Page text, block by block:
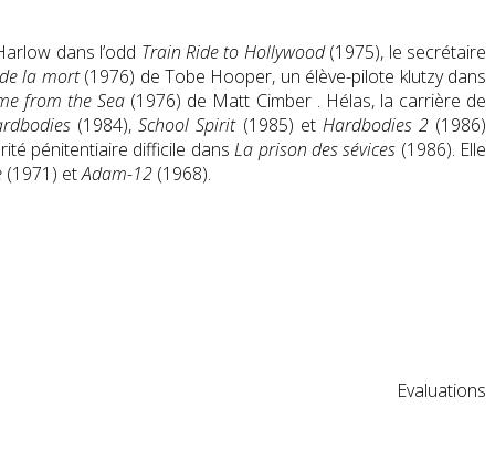
dans l’odd Train Ride to Hollywood(1975), le secrétaire
la mort(1976) de Tobe Hooper, un élève-pilote klutzy dans
from the Sea (1976) de Matt Cimber . Hélas, la carrière de
(1984),School Spirit(1985) et Hardbodies 2(1986)
pénitentiaire difficile dansLa prison des sévices (1986). Elle
(1971) etAdam-12 (1968).
Evaluations